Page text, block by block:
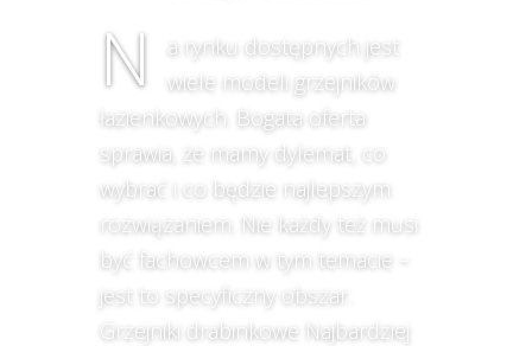
N
a rynku dostępnych jest
wiele modeli grzejników
łazienkowych. Bogata oferta
sprawia, że mamy dylemat, co
wybrać i co będzie najlepszym
rozwiązaniem. Nie każdy też musi
być fachowcem w tym temacie –
jest to specyficzny obszar.
Grzejniki drabinkowe Najbardziej